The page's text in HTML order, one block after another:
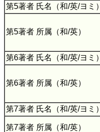
第5著者 氏名（和/英/ヨミ）
第5著者 所属（和/英）
第6著者 氏名（和/英/ヨミ）
第6著者 所属（和/英）
第7著者 氏名（和/英/ヨミ）
第7著者 所属（和/英）